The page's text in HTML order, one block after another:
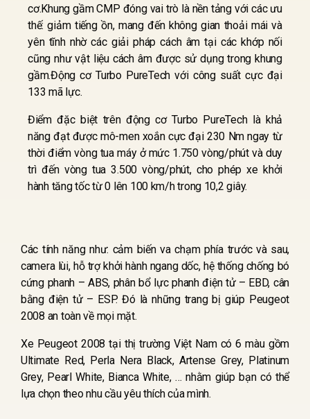
cơ.Khung gầm CMP đóng vai trò là nền tảng với các ưu
thế: giảm tiếng ồn, mang đến không gian thoải mái và
yên tĩnh nhờ các giải pháp cách âm tại các khớp nối
cũng như vật liệu cách âm được sử dụng trong khung
gầm.Động cơ Turbo PureTech với công suất cực đại
133 mã lực.
Điểm đặc biệt trên động cơ Turbo PureTech là khả
năng đạt được mô-men xoắn cực đại 230 Nm ngay từ
thời điểm vòng tua máy ở mức 1.750 vòng/phút và duy
trì đến vòng tua 3.500 vòng/phút, cho phép xe khởi
hành tăng tốc từ 0 lên 100 km/h trong 10,2 giây.
Các tính năng như: cảm biến va chạm phía trước và sau,
camera lùi, hỗ trợ khởi hành ngang dốc, hệ thống chống bó
cứng phanh – ABS, phân bổ lực phanh điện tử – EBD, cân
bằng điện tử – ESP. Đó là những trang bị giúp Peugeot
2008 an toàn về mọi mặt.
Xe Peugeot 2008 tại thị trường Việt Nam có 6 màu gồm
Ultimate Red, Perla Nera Black, Artense Grey, Platinum
Grey, Pearl White, Bianca White, … nhằm giúp bạn có thể
lựa chọn theo nhu cầu yêu thích của mình.